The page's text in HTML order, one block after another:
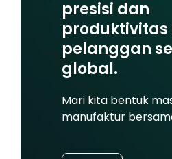
presisi dan
produktivitas
pelanggan
global.
Mari kita bentuk
manufaktur